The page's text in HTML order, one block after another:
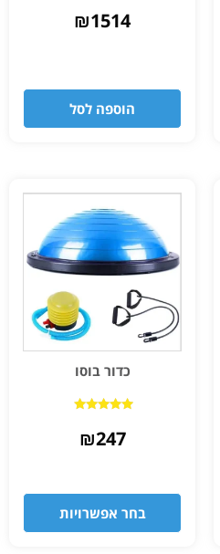
₪1514
הוספה לסל
כדור בוסו
4.83
מתוך 5₪247
בחר אפשרויות